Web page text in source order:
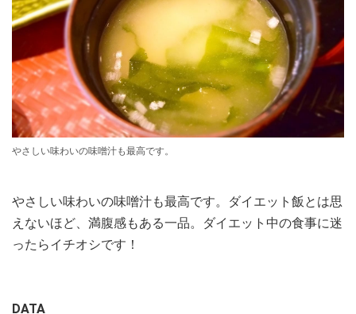
やさしい味わいの味噌汁も最高です。
やさしい味わいの味噌汁も最高です。ダイエット飯とは思
えないほど、満腹感もある一品。ダイエット中の食事に迷
ったらイチオシです！
DATA